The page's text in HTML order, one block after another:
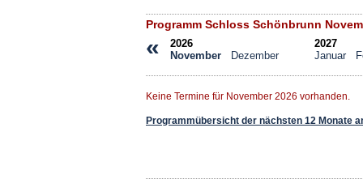
Programm Schloss Schönbrunn
«
2026
November
Dezember
2027
Januar
Keine Termine für November 2026 vorhanden.
Programmübersicht der nächsten 12 Monate